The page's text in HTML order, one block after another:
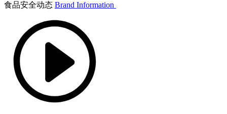
食品安全动态 Brand Information